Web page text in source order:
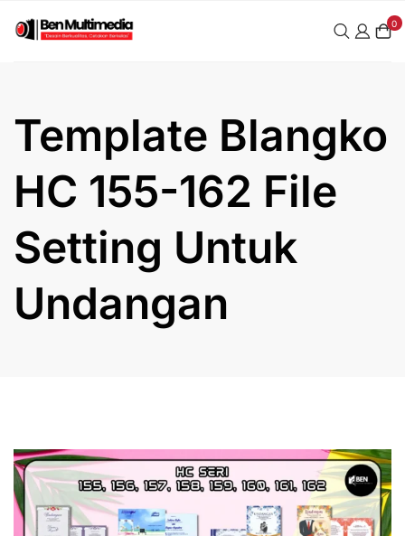
0
Template Blangko
HC 155-162 File
Setting Untuk
Undangan